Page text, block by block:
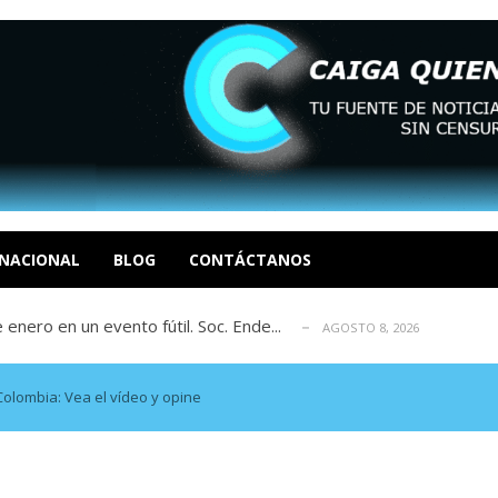
BLOG CONTÁCTANOS
R AGOSTO 8, 2026
Realpolitik y el Desmante... AGOSTO 8, 2026
García AGOSTO 7, 2026
en un evento fútil. Soc. Ende...
Luis Centeno S AGOSTO 8, 2026
R AGOSTO 8, 2026
Realpolitik y el Desmante...
García AGOSTO 7, 2026
en un evento fútil. Soc. Ende...
Vea el vídeo y opine